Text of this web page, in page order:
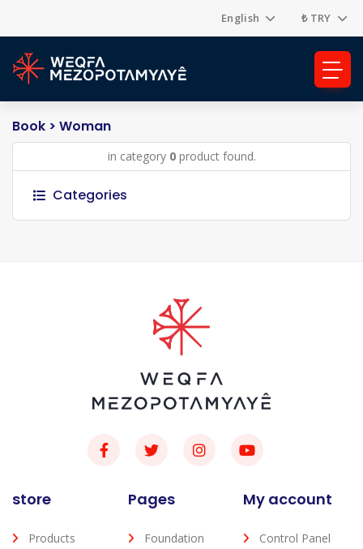
English ₺ TRY
Book > Woman
in category 0product found.
Categories
store
Products
Pages
Foundation
My account
Control Panel